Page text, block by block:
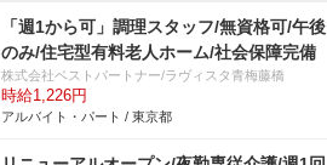
「週1から可」調理スタッフ/無資格可/午後
のみ/住宅型有料老人ホーム/社会保障完備
株式会社ベストパートナー/ラヴィスタ青梅藤橋
時給1,226円
アルバイト・パート / 東京都